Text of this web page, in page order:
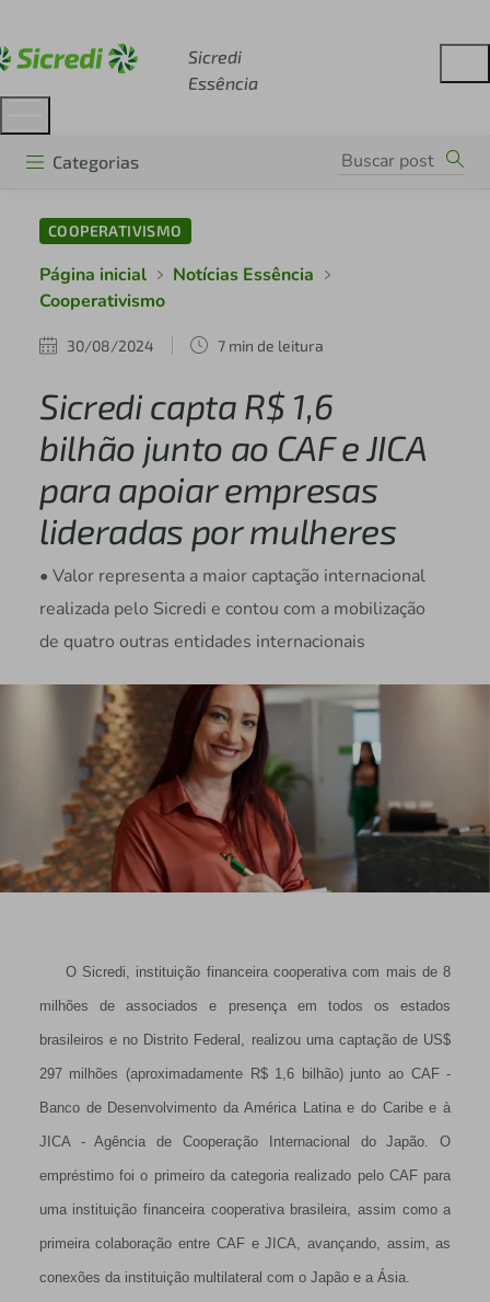
Sicredi
Essência
Categorias
COOPERATIVISMO
Página inicial
Notícias Essência
Cooperativismo
30/08/2024 7 min de leitura
Sicredi capta R$ 1,6
bilhão junto ao CAF e JICA
para apoiar empresas
lideradas por mulheres
• Valor representa a maior captação internacional
realizada pelo Sicredi e contou com a mobilização
de quatro outras entidades internacionais
O Sicredi, instituição financeira cooperativa com mais de 8
milhões de associados e presença em todos os estados
brasileiros e no Distrito Federal, realizou uma captação de US$
297 milhões (aproximadamente R$ 1,6 bilhão) junto ao CAF -
Banco de Desenvolvimento da América Latina e do Caribe e à
JICA - Agência de Cooperação Internacional do Japão. O
empréstimo foi o primeiro da categoria realizado pelo CAF para
uma instituição financeira cooperativa brasileira, assim como a
primeira colaboração entre CAF e JICA, avançando, assim, as
conexões da instituição multilateral com o Japão e a Ásia.